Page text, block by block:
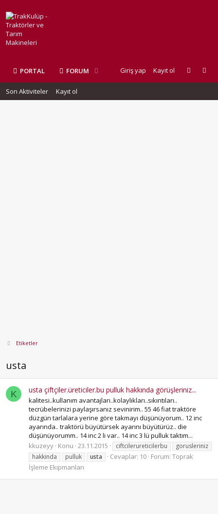
PORTAL FORUM Giriş yap Kayıt ol
Son Aktiviteler Kayıt ol
Etiketler
usta
K usta çiftçiler.üreticiler.bu pulluk hakkında görüşleriniz...
kalitesi..kullanım avantajları..kolaylıkları..sıkıntıları..
tecrübelerinizi paylaşırsanız sevinirim.. 55 46 fiat traktöre
düzgün tarlalara yerine göre takmayı düşünüyorum.. 12 inc
ayarında.. traktörü büyütürsek ayarını büyütürüz.. die
düşünüyorumm.. 14 inc 2 li var.. 14 inc 3 lü pulluk taktım...
kkuzeyy Konu 23.11.2015 ciftcilerureticilerbu
gorusleriniz
hakkinda
pulluk usta Cevaplar: 10 Forum: Toprak
İşleme Ekipmanları